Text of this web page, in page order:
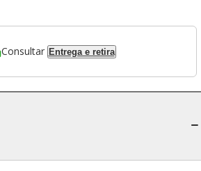
Consultar Entrega e retira